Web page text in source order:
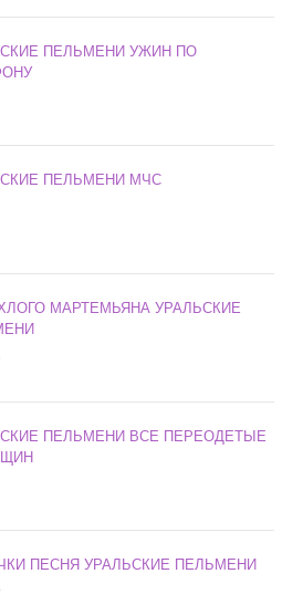
ПЕЛЬМЕНИ УЖИН ПО
ПЕЛЬМЕНИ МЧС
МАРТЕМЬЯНА УРАЛЬСКИЕ
ПЕЛЬМЕНИ ВСЕ ПЕРЕОДЕТЫЕ
ПЕСНЯ УРАЛЬСКИЕ ПЕЛЬМЕНИ